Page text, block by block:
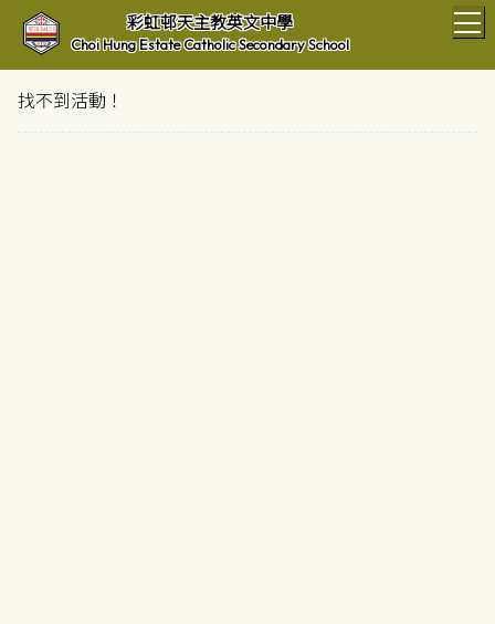
彩虹邨天主教英文中學
Choi Hung Estate Catholic Secondary School
找不到活動！